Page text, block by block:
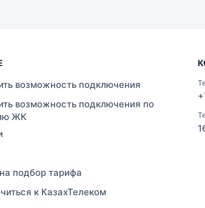
возможность подключения
возможность подключения по
ЖК
подбор тарифа
к КазахТелеком